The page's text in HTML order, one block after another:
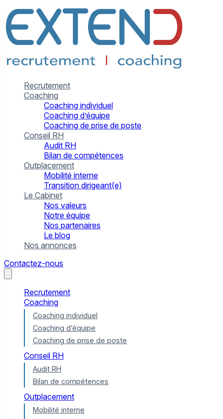
Recrutement
Coaching
Coaching individuel
Coaching d’équipe
Coaching de prise de poste
Conseil RH
Audit RH
Bilan de compétences
Outplacement
Mobilité interne
Transition dirigeant(e)
Le Cabinet
Nos valeurs
Notre équipe
Nos partenaires
Le blog
Nos annonces
Contactez-nous
Recrutement
Coaching
Coaching individuel
Coaching d’équipe
Coaching de prise de poste
Conseil RH
Audit RH
Bilan de compétences
Outplacement
Mobilité interne